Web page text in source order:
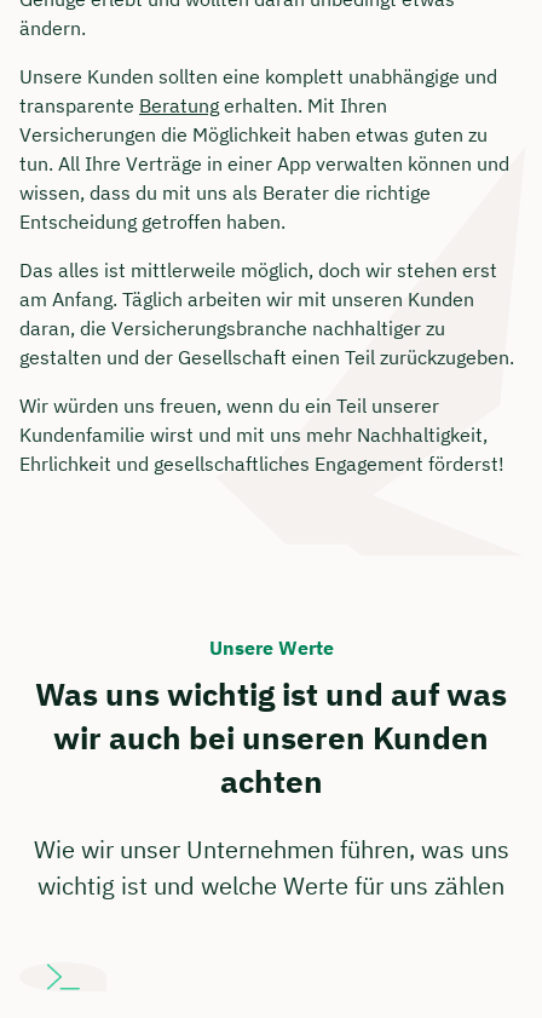
ändern.
Unsere Kunden sollten eine komplett unabhängige und
transparente Beratung erhalten. Mit Ihren
Versicherungen die Möglichkeit haben etwas guten zu
tun. All Ihre Verträge in einer App verwalten können und
wissen, dass du mit uns als Berater die richtige
Entscheidung getroffen haben.
Das alles ist mittlerweile möglich, doch wir stehen erst
am Anfang. Täglich arbeiten wir mit unseren Kunden
daran, die Versicherungsbranche nachhaltiger zu
gestalten und der Gesellschaft einen Teil zurückzugeben.
Wir würden uns freuen, wenn du ein Teil unserer
Kundenfamilie wirst und mit uns mehr Nachhaltigkeit,
Ehrlichkeit und gesellschaftliches Engagement förderst!
Unsere Werte
Was uns wichtig ist und auf was
wir auch bei unseren Kunden
achten
Wie wir unser Unternehmen führen, was uns
wichtig ist und welche Werte für uns zählen